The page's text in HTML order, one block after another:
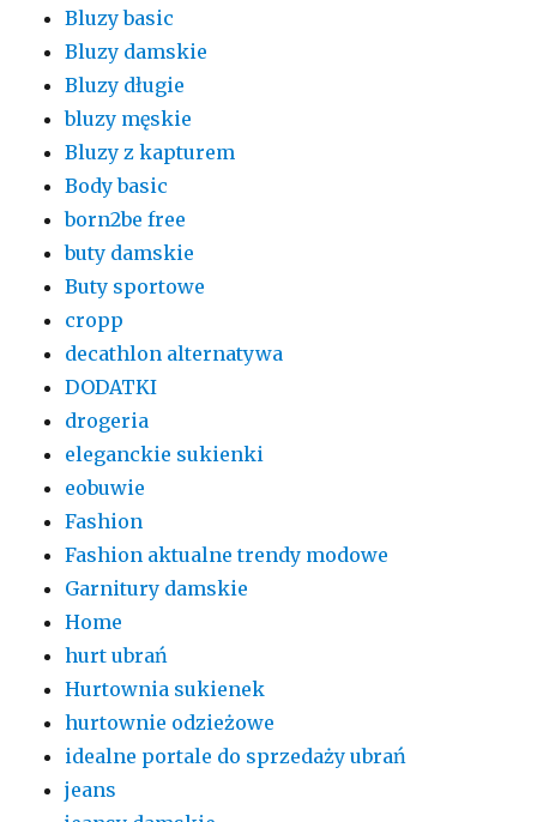
Bluzy basic
Bluzy damskie
Bluzy długie
bluzy męskie
Bluzy z kapturem
Body basic
born2be free
buty damskie
Buty sportowe
cropp
decathlon alternatywa
DODATKI
drogeria
eleganckie sukienki
eobuwie
Fashion
Fashion aktualne trendy modowe
Garnitury damskie
Home
hurt ubrań
Hurtownia sukienek
hurtownie odzieżowe
idealne portale do sprzedaży ubrań
jeans